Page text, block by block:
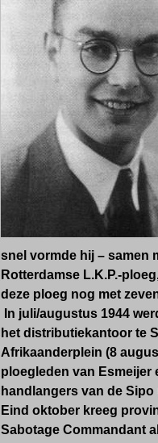
snel vormde hij – samen
Rotterdamse L.K.P.-
deze ploeg nog met
In juli/augustus 1944
het distributiekantoor te
Afrikaanderplein (8
ploegleden van Esmeijer
handlangers van de
Eind oktober kreeg
Sabotage Commandant